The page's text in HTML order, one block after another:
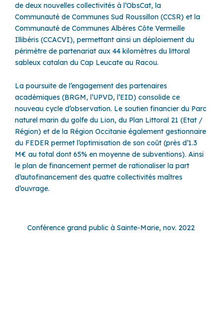
de deux nouvelles collectivités à l’ObsCat, la
Communauté de Communes Sud Roussillon (CCSR) et la
Communauté de Communes Albères Côte Vermeille
Illibéris (CCACVI), permettant ainsi un déploiement du
périmètre de partenariat aux 44 kilomètres du littoral
sableux catalan du Cap Leucate au Racou.
La poursuite de l’engagement des partenaires
académiques (BRGM, l’UPVD, l’EID) consolide ce
nouveau cycle d’observation. Le soutien financier du Parc
naturel marin du golfe du Lion, du Plan Littoral 21 (Etat /
Région) et de la Région Occitanie également gestionnaire
du FEDER permet l’optimisation de son coût (près d’1.3
M€ au total dont 65% en moyenne de subventions). Ainsi
le plan de financement permet de rationaliser la part
d’autofinancement des quatre collectivités maîtres
d’ouvrage.
Conférence grand public à Sainte-Marie, nov. 2022